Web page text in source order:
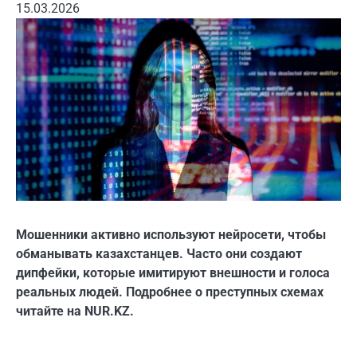
15.03.2026
Мошенники активно используют нейросети, чтобы
обманывать казахстанцев. Часто они создают
дипфейки, которые имитируют внешности и голоса
реальных людей. Подробнее о преступных схемах
читайте на NUR.KZ.